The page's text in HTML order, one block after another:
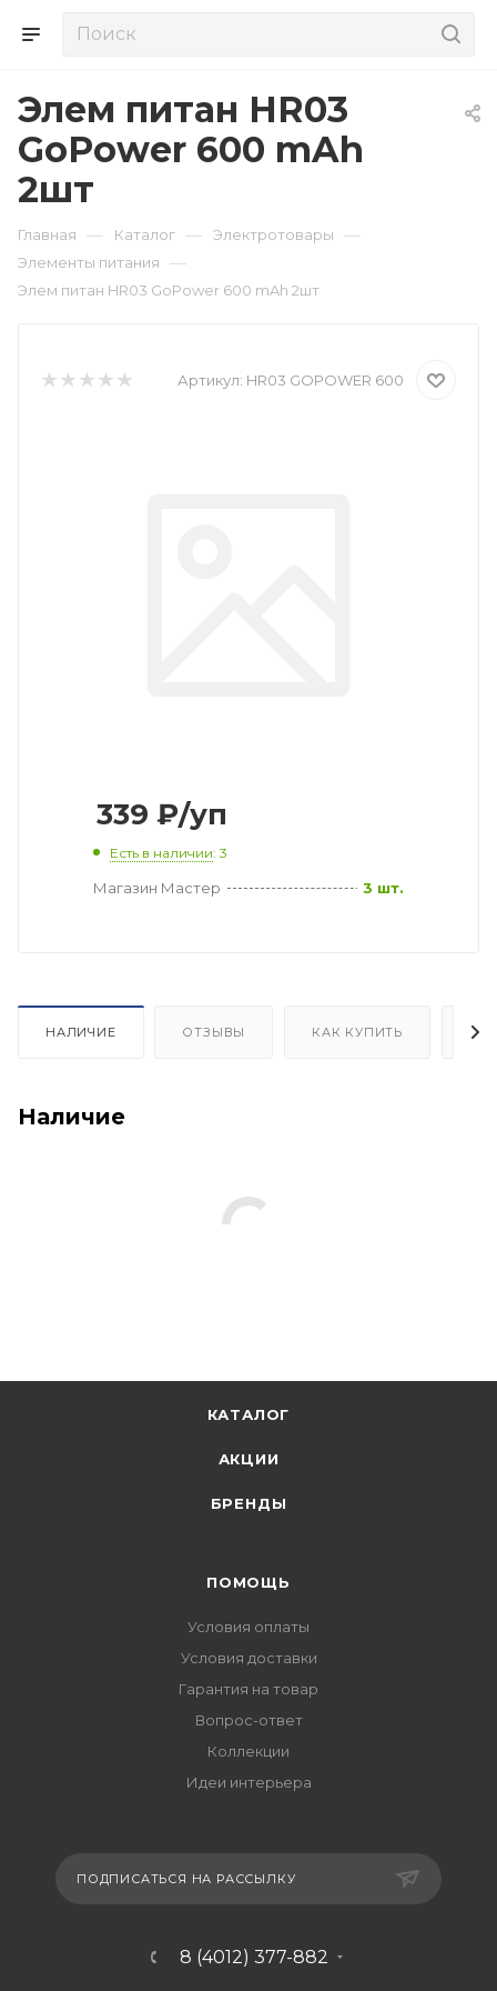
Элем питан HR03
GoPower 600 mAh
2шт
Главная — Каталог — Электротовары —
Элементы питания —
Элем питан HR03 GoPower 600 mAh 2шт
Артикул: HR03 GOPOWER 600
339 ₽/уп
Есть в наличии: 3
Магазин Мастер 3 шт.
НАЛИЧИЕ ОТЗЫВЫ КАК КУПИТЬ
Наличие
КАТАЛОГ
АКЦИИ
БРЕНДЫ
ПОМОЩЬ
Условия оплаты
Условия доставки
Гарантия на товар
Вопрос-ответ
Коллекции
Идеи интерьера
ПОДПИСАТЬСЯ НА РАССЫЛКУ
8 (4012) 377-882